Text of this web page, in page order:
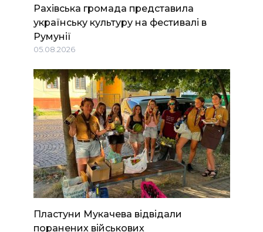
Рахівська громада представила
українську культуру на фестивалі в
Румунії
05.08.2026
Пластуни Мукачева відвідали
поранених військових